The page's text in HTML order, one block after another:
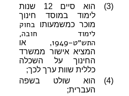
(3)
הוא סיים 12 שנות
לימוד במוסד חינוך
מוכר כמשמעותו בחוק
לימוד חובה,
התש״ט–1949
, או
המציא אישור ממשרד
החינוך על השכלה
כללית שוות ערך לכך;
(4)
הוא שולט בשפה
העברית;